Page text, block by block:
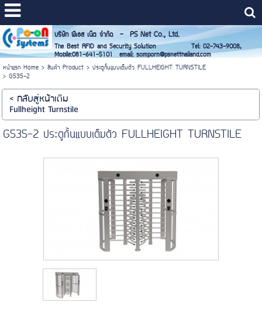
บริษัท พีเอส เน็ต จำกัด - PS Net Co., Ltd.
The Best RFID and Security Solution Tel: 02-743-9008,
Mobile:081-641-5101 email: somporn@psnetthailand.com
หน้าแรก Home> สินค้า Product> ประตูกั้นแบบเต็มตัว FULLHEIGHT TURNSTILE
> G535-2
< กลับสู่หน้าเดิม
Fullheight Turnstile
G535-2 ประตูกั้นแบบเต็มตัว FULLHEIGHT TURNSTILE